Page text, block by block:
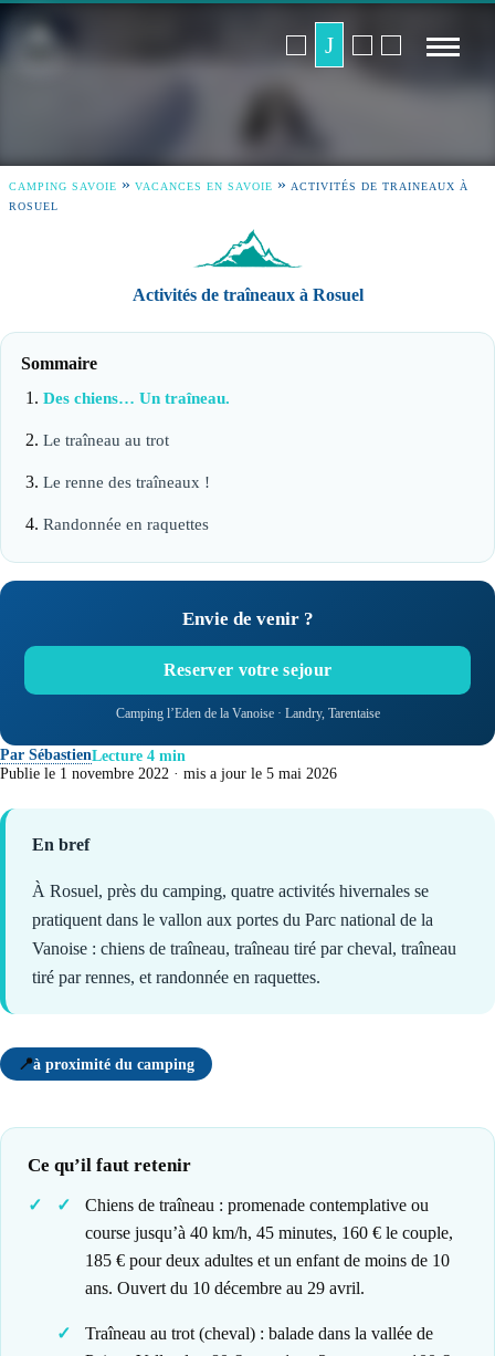
CAMPING SAVOIE » VACANCES EN SAVOIE » ACTIVITÉS DE TRAINEAUX À
ROSUEL
Activités de traîneaux à Rosuel
Par SébastienLecture 4 min
Publie le 1 novembre 2022 · mis a jour le 5 mai 2026
En bref
À Rosuel, près du camping, quatre activités hivernales se
pratiquent dans le vallon aux portes du Parc national de la
Vanoise : chiens de traîneau, traîneau tiré par cheval, traîneau
tiré par rennes, et randonnée en raquettes.
📍à proximité du camping
Ce qu’il faut retenir
Chiens de traîneau : promenade contemplative ou
course jusqu’à 40 km/h, 45 minutes, 160 € le couple,
185 € pour deux adultes et un enfant de moins de 10
ans. Ouvert du 10 décembre au 29 avril.
Traîneau au trot (cheval) : balade dans la vallée de
Sommaire
Des chiens… Un traîneau.
Le traîneau au trot
Le renne des traîneaux !
Randonnée en raquettes
Envie de venir ?
Reserver votre sejour
Camping l’Eden de la Vanoise · Landry, Tarentaise